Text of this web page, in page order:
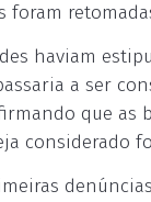
foram
haviam
a ser
que as
considerado